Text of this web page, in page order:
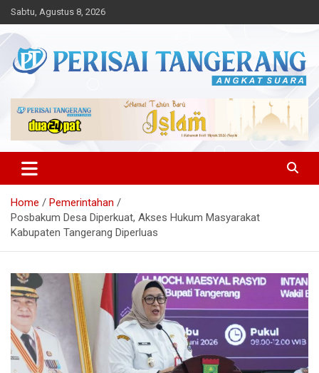
Skip
to
content
Sabtu, Agustus 8, 2026
Perisai Tangerang – Angkat
Suara
Home
Pemerintahan
Posbakum Desa Diperkuat, Akses Hukum Masyarakat
Kabupaten Tangerang Diperluas